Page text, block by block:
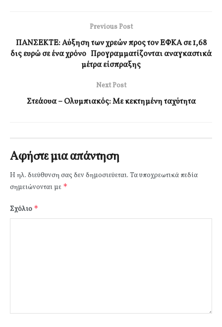
Previous Post
ΠΑΝΣΕΚΤΕ: Αύξηση των χρεών προς τον ΕΦΚΑ σε 1,68
δις ευρώ σε ένα χρόνο Προγραμματίζονται αναγκαστικά
μέτρα είσπραξης
Next Post
Στεάουα – Ολυμπιακός: Με κεκτημένη ταχύτητα
Αφήστε μια απάντηση
Η ηλ. διεύθυνση σας δεν δημοσιεύεται. Τα υποχρεωτικά πεδία
σημειώνονται με *
Σχόλιο *